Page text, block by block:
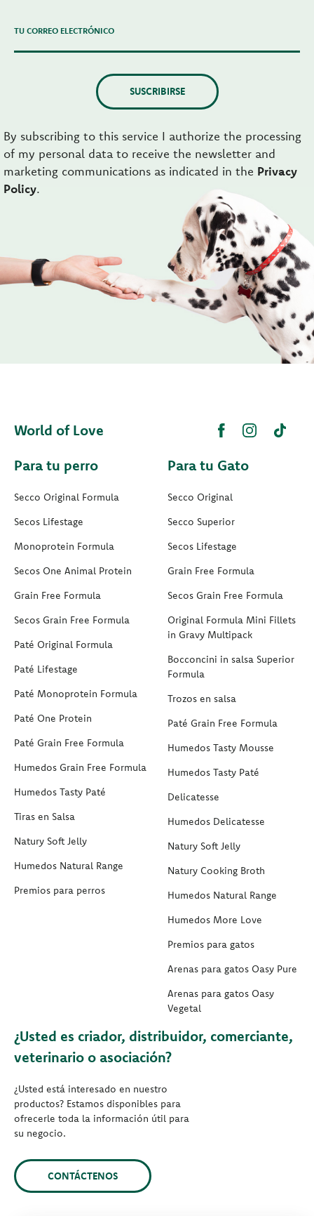
TU CORREO ELECTRÓNICO
SUSCRIBIRSE
By subscribing to this service I authorize the processing
of my personal data to receive the newsletter and
marketing communications as indicated in the Privacy
Policy.
World of Love
Para tu perro
Secco Original Formula
Secos Lifestage
Monoprotein Formula
Secos One Animal Protein
Grain Free Formula
Secos Grain Free Formula
Paté Original Formula
Paté Lifestage
Paté Monoprotein Formula
Paté One Protein
Paté Grain Free Formula
Humedos Grain Free Formula
Humedos Tasty Paté
Tiras en Salsa
Natury Soft Jelly
Humedos Natural Range
Premios para perros
Para tu Gato
Secco Original
Secco Superior
Secos Lifestage
Grain Free Formula
Secos Grain Free Formula
Original Formula Mini Fillets
in Gravy Multipack
Bocconcini in salsa Superior
Formula
Trozos en salsa
Paté Grain Free Formula
Humedos Tasty Mousse
Humedos Tasty Paté
Delicatesse
Humedos Delicatesse
Natury Soft Jelly
Natury Cooking Broth
Humedos Natural Range
Humedos More Love
Premios para gatos
Arenas para gatos Oasy Pure
Arenas para gatos Oasy
Vegetal
¿Usted es criador, distribuidor, comerciante,
veterinario o asociación?
¿Usted está interesado en nuestro
productos? Estamos disponibles para
ofrecerle toda la información útil para
su negocio.
CONTÁCTENOS